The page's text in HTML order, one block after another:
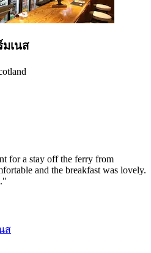
มเนส
for a stay off the ferry from
and the breakfast was lovely.
ส